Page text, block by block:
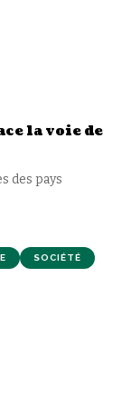
la voie de
des pays
SOCIÉTÉ